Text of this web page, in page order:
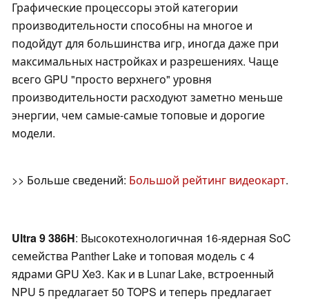
Графические процессоры этой категории
производительности способны на многое и
подойдут для большинства игр, иногда даже при
максимальных настройках и разрешениях. Чаще
всего GPU "просто верхнего" уровня
производительности расходуют заметно меньше
энергии, чем самые-самые топовые и дорогие
модели.
>> Больше сведений: Большой рейтинг видеокарт.
Ultra 9 386H: Высокотехнологичная 16-ядерная SoC
семейства Panther Lake и топовая модель с 4
ядрами GPU Xe3. Как и в Lunar Lake, встроенный
NPU 5 предлагает 50 TOPS и теперь предлагает